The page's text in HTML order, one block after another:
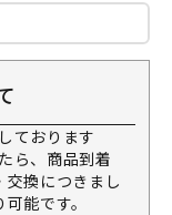
ております
ら、商品到着
換につきまし
能です。